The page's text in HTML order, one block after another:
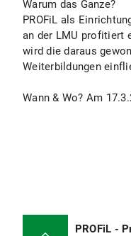
Warum das Ganze?
PROFiL als
an der LMU profitiert
wird die daraus
Weiterbildungen
Wann & Wo? Am
PROFiL -